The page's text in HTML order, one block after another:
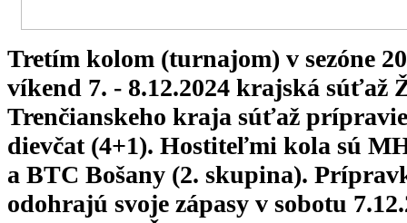
Tretím kolom (turnajom) v sezóne
víkend 7. - 8.12.2024 krajská súťaž
Trenčianskeho kraja súťaž
dievčat (4+1). Hostiteľmi kola sú
a BTC Bošany (2. skupina).
odohrajú svoje zápasy v sobotu